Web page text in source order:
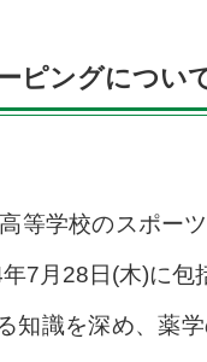
ピングについ
学校のスポー
7月28日(木)に
識を深め、薬